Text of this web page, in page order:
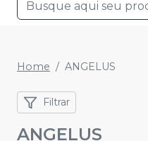
Home ANGELUS
Filtrar
ANGELUS